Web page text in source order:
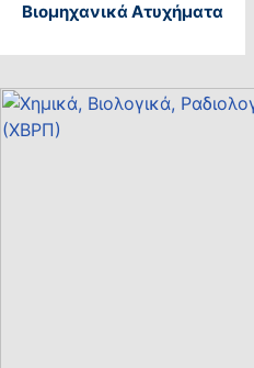
Βιομηχανικά Ατυχήματα